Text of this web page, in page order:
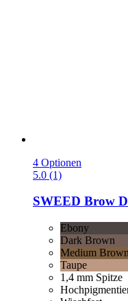
4 Optionen
5.0 (1)
SWEED Brow
Ebony
Dark Brown
Medium Brown
Taupe
1,4 mm Spitze